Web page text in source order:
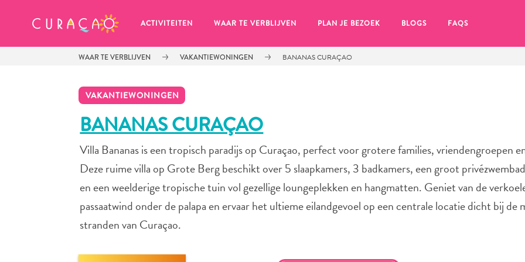
ACTIVITEITEN WAAR TE VERBLIJVEN PLAN JE BEZOEK BLOGS FAQS
WAAR TE VERBLIJVEN VAKANTIEWONINGEN BANANAS CURAÇAO
VAKANTIEWONINGEN
BANANAS CURAÇAO
Villa Bananas is een tropisch paradijs op Curaçao, perfect voor grotere families, vriendengroepen
Deze ruime villa op Grote Berg beschikt over 5 slaapkamers, 3 badkamers, een groot
en een weelderige tropische tuin vol gezellige loungeplekken en hangmatten. Geniet van de
passaatwind onder de palapa en ervaar het ultieme eilandgevoel op een centrale locatie dicht bij de
stranden van Curaçao.
MIJN FAVORIETEN
Zo te zien heb je nog geen